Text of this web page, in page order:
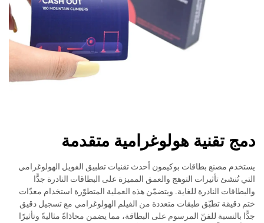
دمج تقنية هولوغرامية متقدمة
يستخدم مصنع بطاقات بوكيمون أحدث تقنيات تطبيق الفويل الهولوغرامي
التي تُنشئ تأثيرات التوهج والعمق المميزة على البطاقات النادرة جدًّا
والبطاقات النادرة للغاية. ويتضمّن هذه العملية المتطوّرة استخدام معدّات
ختم دقيقة تطبّق طبقات متعددة من الفيلم الهولوغرامي مع تسجيل دقيق
جدًّا بالنسبة للفنّ المرسوم على البطاقة، مما يضمن محاذاةً مثاليةً وتأثيرًا